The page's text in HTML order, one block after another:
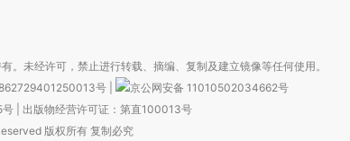
未经许可，禁止进行转载、摘编、复制及建立镜像等任何使用。
号
京公网安备 11010502034662号
号| 出版物经营许可证：第直100013号
版权所有 复制必究